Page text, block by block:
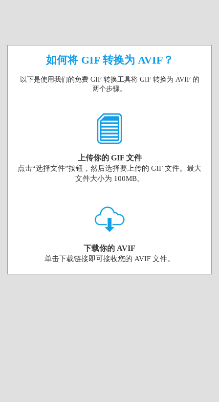
如何将 GIF 转换为 AVIF？
以下是使用我们的免费 GIF 转换工具将 GIF 转换为 AVIF 的
两个步骤。
上传你的 GIF 文件
点击“选择文件”按钮，然后选择要上传的 GIF 文件。最大
文件大小为 100MB。
下载你的 AVIF
单击下载链接即可接收您的 AVIF 文件。